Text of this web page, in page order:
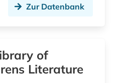
geschichte 1492-1820 (1)
Zur Datenbank
of
Literature